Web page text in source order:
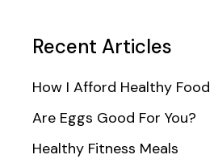
Recent Articles
How I Afford Healthy Food
Are Eggs Good For You?
Healthy Fitness Meals